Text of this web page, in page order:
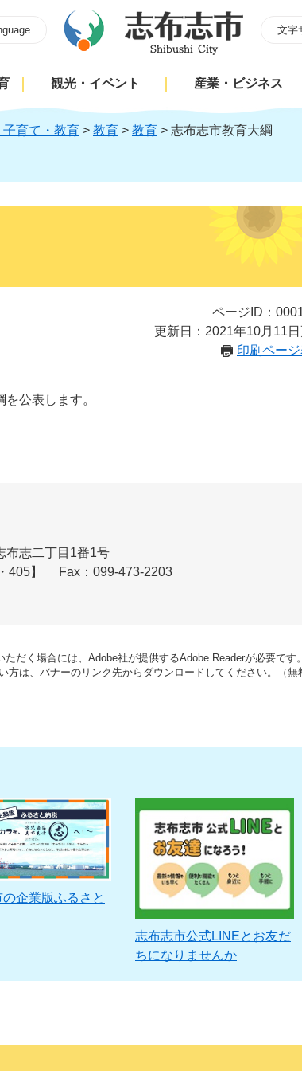
文字
観光・イベント 産業・ビジネス
子育て・教育 > 教育 > 教育 > 志布志市教育大綱
ページID：
更新日：2021年10月11
印刷ペー
公表します。
布志二丁目1番1号
405】
Fax：099-473-2203
だく場合には、Adobe社が提供するAdobe Readerが必要です。
方は、バナーのリンク先からダウンロードしてください。（無
企業版ふるさと
志布志市公式LINEとお友だ
ちになりませんか